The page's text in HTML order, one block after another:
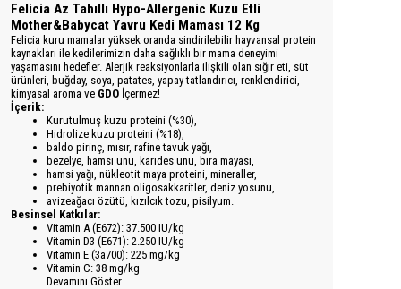
Felicia Az Tahıllı Hypo-Allergenic Kuzu Etli
Mother&Babycat Yavru Kedi Maması 12 Kg
Felicia kuru mamalar yüksek oranda sindirilebilir hayvansal protein
kaynakları ile kedilerimizin daha sağlıklı bir mama deneyimi
yaşamasını hedefler. Alerjik reaksiyonlarla ilişkili olan sığır eti, süt
ürünleri, buğday, soya, patates, yapay tatlandırıcı, renklendirici,
kimyasal aroma ve GDO İçermez!
İçerik:
Kurutulmuş kuzu proteini (%30),
Hidrolize kuzu proteini (%18),
baldo pirinç, mısır, rafine tavuk yağı,
bezelye, hamsi unu, karides unu, bira mayası,
hamsi yağı, nükleotit maya proteini, mineraller,
prebiyotik mannan oligosakkaritler, deniz yosunu,
avizeağacı özütü, kızılcık tozu, pisilyum.
Besinsel Katkılar:
Vitamin A (E672): 37.500 IU/kg
Vitamin D3 (E671): 2.250 IU/kg
Vitamin E (3a700): 225 mg/kg
Vitamin C: 38 mg/kg
Devamını Göster